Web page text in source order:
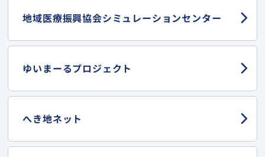
地域医療振興協会シミュレーションセンター
ゆいまーるプロジェクト
へき地ネット